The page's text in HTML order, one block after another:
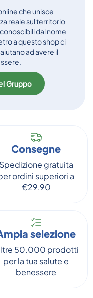
che unisce
reale sul territorio
dal nome
a questo shop ci
ad avere il
Gruppo
Consegne
Spedizione gratuita
ordini superiori a
€29,90
selezione
50.000 prodotti
per la tua salute e
benessere